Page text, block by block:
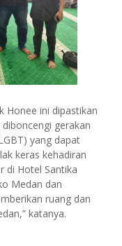
Honee ini dipastikan
gerakan
yang dapat
keras kehadiran
di Hotel Santika
Medan dan
ruang dan
katanya.